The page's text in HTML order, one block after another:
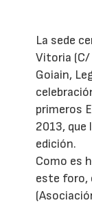
La sede
Vitoria
Goiain,
primeros
2013, que
edición.
Como es
este foro,